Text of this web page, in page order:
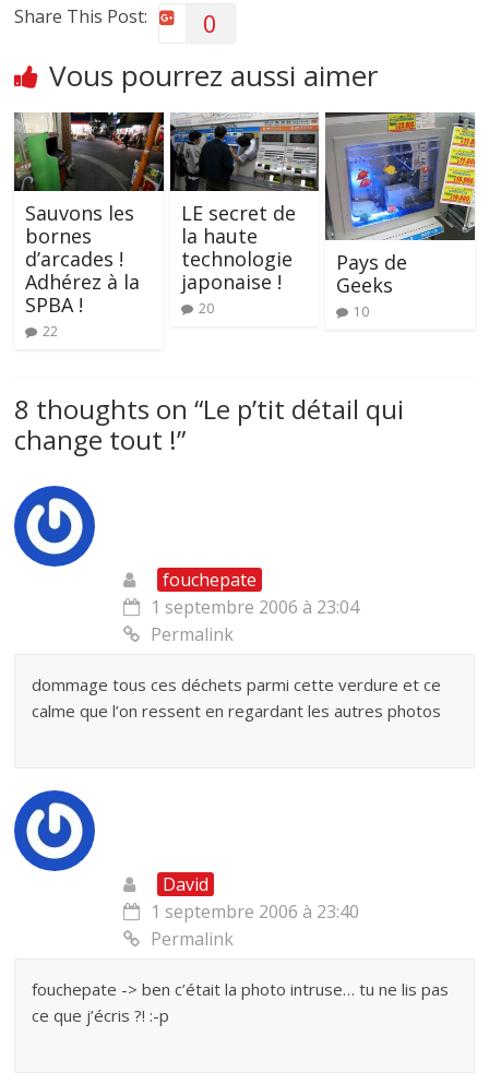
Share This Post: 0
Vous pourrez aussi aimer
Sauvons les
bornes
d’arcades !
Adhérez à la
SPBA !
22
LE secret de
la haute
technologie
japonaise !
20
Pays de
Geeks
10
8 thoughts on “Le p’tit détail qui
change tout !”
fouchepate
1 septembre 2006 à 23:04
Permalink
dommage tous ces déchets parmi cette verdure et ce
calme que l’on ressent en regardant les autres photos
David
1 septembre 2006 à 23:40
Permalink
fouchepate -> ben c’était la photo intruse… tu ne lis pas
ce que j’écris ?! :-p